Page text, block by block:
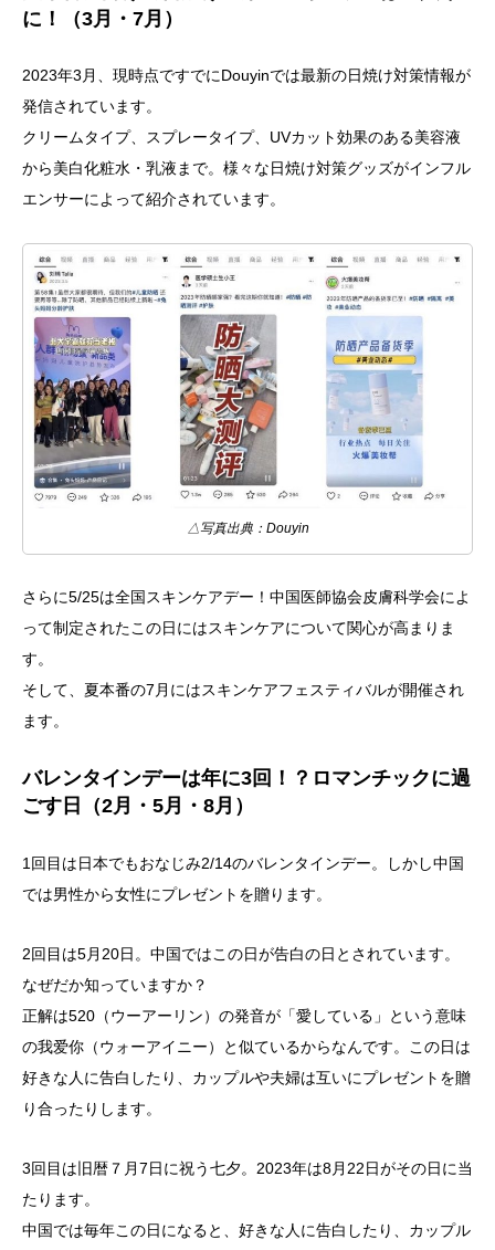
に！（3月・7月）
2023年3月、現時点ですでにDouyinでは最新の日焼け対策情報が
発信されています。
クリームタイプ、スプレータイプ、UVカット効果のある美容液
から美白化粧水・乳液まで。様々な日焼け対策グッズがインフル
エンサーによって紹介されています。
△写真出典：Douyin
さらに5/25は全国スキンケアデー！中国医師協会皮膚科学会によ
って制定されたこの日にはスキンケアについて関心が高まりま
す。
そして、夏本番の7月にはスキンケアフェスティバルが開催され
ます。
バレンタインデーは年に3回！？ロマンチックに過
ごす日（2月・5月・8月）
1回目は日本でもおなじみ2/14のバレンタインデー。しかし中国
では男性から女性にプレゼントを贈ります。
2回目は5月20日。中国ではこの日が告白の日とされています。
なぜだか知っていますか？
正解は520（ウーアーリン）の発音が「愛している」という意味
の我爱你（ウォーアイニー）と似ているからなんです。この日は
好きな人に告白したり、カップルや夫婦は互いにプレゼントを贈
り合ったりします。
3回目は旧暦７月7日に祝う七夕。2023年は8月22日がその日に当
たります。
中国では毎年この日になると、好きな人に告白したり、カップル